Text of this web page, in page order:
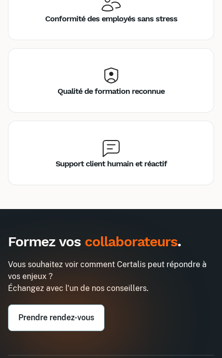
Conformité des employés sans stress
Qualité de formation reconnue
Support client humain et réactif
Gestion de projet agile - Les
Entreprise*
Téléphone professionnel*
Formez vos collaborateurs.
Vous souhaitez voir comment Certalis peut répondre à
vos enjeux ?
Échangez avec l'un de nos conseillers.
Prendre rendez-vous